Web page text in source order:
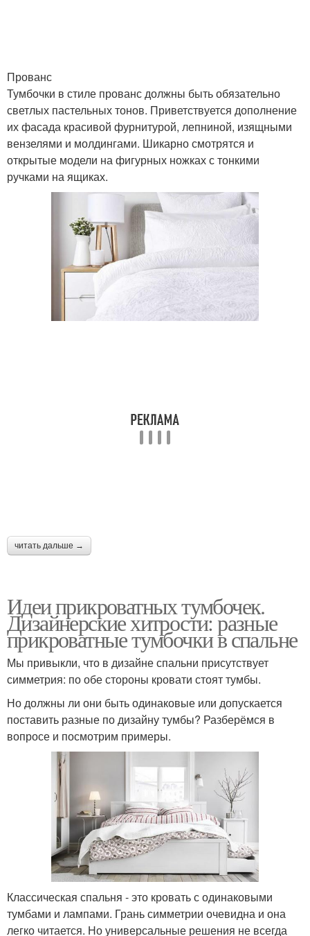
Прованс
Тумбочки в стиле прованс должны быть обязательно
светлых пастельных тонов. Приветствуется дополнение
их фасада красивой фурнитурой, лепниной, изящными
вензелями и молдингами. Шикарно смотрятся и
открытые модели на фигурных ножках с тонкими
ручками на ящиках.
читать дальше →
Идеи прикроватных тумбочек.
Дизайнерские хитрости: разные
прикроватные тумбочки в спальне
Мы привыкли, что в дизайне спальни присутствует
симметрия: по обе стороны кровати стоят тумбы.
Но должны ли они быть одинаковые или допускается
поставить разные по дизайну тумбы? Разберёмся в
вопросе и посмотрим примеры.
Классическая спальня - это кровать с одинаковыми
тумбами и лампами. Грань симметрии очевидна и она
легко читается. Но универсальные решения не всегда